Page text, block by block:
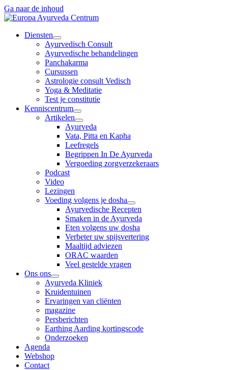
Ga naar de inhoud
Diensten
Ayurvedisch Consult
Ayurvedische behandelingen
Panchakarma
Cursussen
Astrologie consult Vedisch
Yoga & Meditatie
Test je constitutie
Kenniscentrum
Artikelen
Ayurveda
Vata, Pitta en Kapha
Leefregels
Begrippen In De Ayurveda
Vergoeding zorgverzekeraars
Podcast
Video
Lezingen
Voeding volgens je dosha
Ayurvedische Recepten
Smaken in de Ayurveda
Eten volgens uw dosha
Verbeter uw spijsvertering
Maaltijd adviezen
ORAC waarden
Veel gestelde vragen
Ons ons
Ayurveda Kliniek
Kruidentuinen
Ervaringen van cliënten
magazine
Persberichten
Earthing Aarding kortingscode
Onderzoeken
Agenda
Webshop
Contact